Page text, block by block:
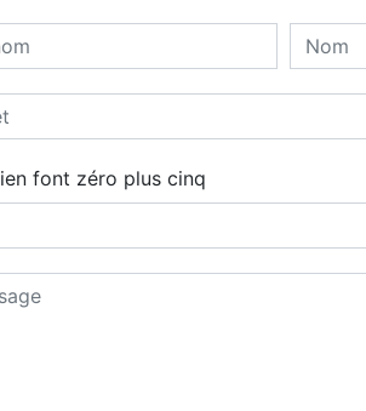
font zéro plus cinq